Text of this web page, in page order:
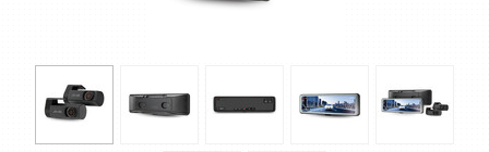
Atcerēties
Datoru piederumi
Biroja preces